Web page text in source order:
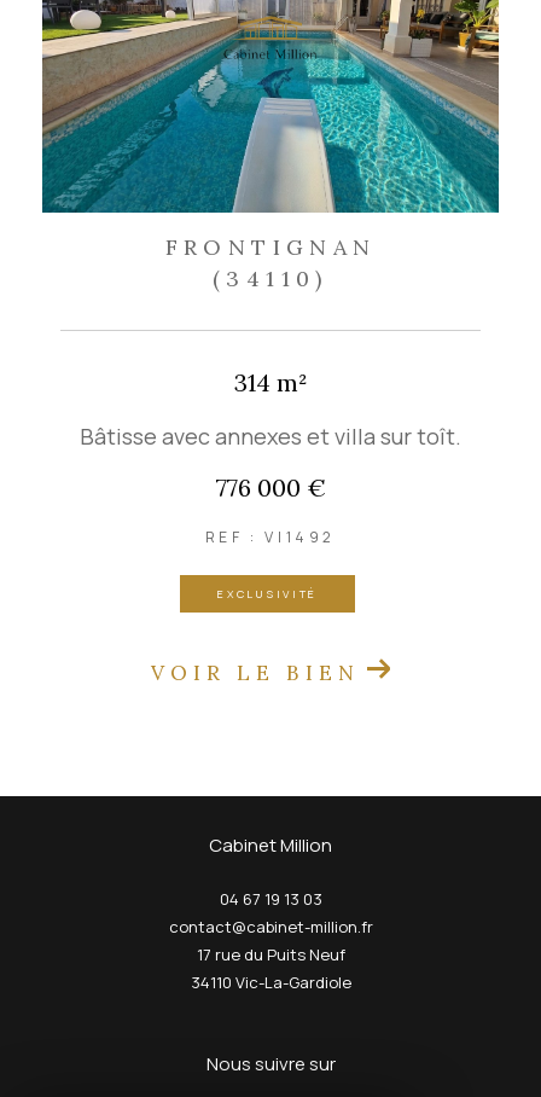
FRONTIGNAN
(34110)
314 m²
Bâtisse avec annexes et villa sur toît.
776 000 €
REF : VI1492
EXCLUSIVITÉ
VOIR LE BIEN
Cabinet Million
04 67 19 13 03
contact@cabinet-million.fr
17 rue du Puits Neuf
34110
Vic-La-Gardiole
nous suivre sur